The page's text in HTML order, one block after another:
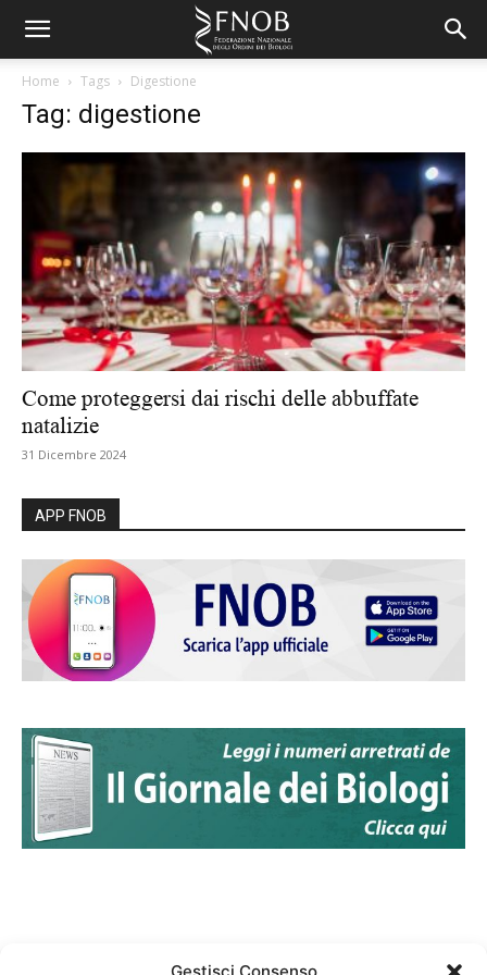
Home Tags Digestione
Tag: digestione
Come proteggersi dai rischi delle abbuffate
natalizie
31 Dicembre 2024
APP FNOB